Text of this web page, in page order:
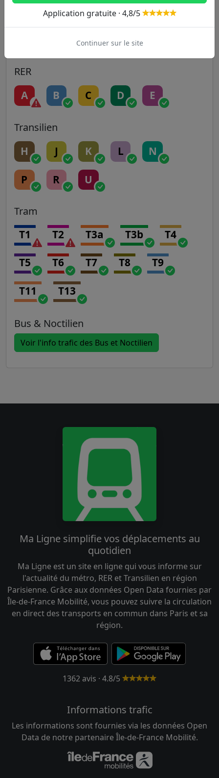
10 11 12 13
RER
A B C D E
Transilien
H J K L N
P R U
Tram
T1 T2 T3a T3b T4
T5 T6 T7 T8 T9
T11 T13
Bus & Noctilien
Voir l'info trafic des Bus et Noctilien
Ma Ligne simplifie vos déplacements au
quotidien
Ma Ligne est un site en ligne qui vous informe sur
l'actualité du métro, RER et Transilien en région
Parisienne. Grâce aux données Open Data fournies par
Île-de-France Mobilité, vous pouvez suivre la circulation
en direct des transports en commun dans Paris et sa
région.
1362 avis · 4.8/5
Informations trafic
Les informations sont fournies via les données Open
Data de notre partenaire Île-de-France Mobilité.
Application gratuite · 4,8/5
Continuer sur le site